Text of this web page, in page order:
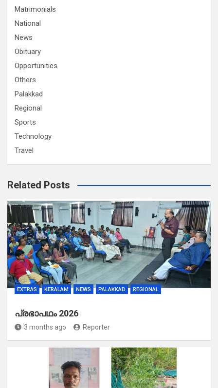
Matrimonials
National
News
Obituary
Opportunities
Others
Palakkad
Regional
Sports
Technology
Travel
Related Posts
EXTRAS KERALAM NEWS PALAKKAD REGIONAL
പ്രഭാപഥം 2026
3 months ago Reporter